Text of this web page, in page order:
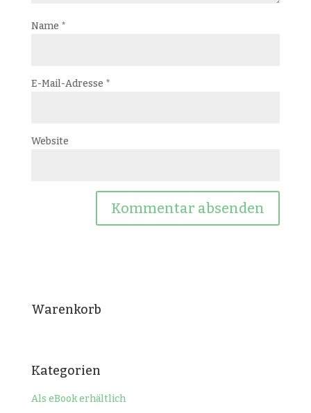
Name *
E-Mail-Adresse *
Website
Warenkorb
Kategorien
Als eBook erhältlich